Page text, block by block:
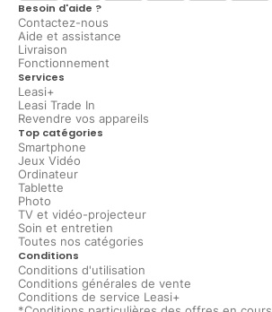
Besoin d'aide ?
Contactez-nous
Aide et assistance
Livraison
Fonctionnement
Services
Leasi+
Leasi Trade In
Revendre vos appareils
Top catégories
Smartphone
Jeux Vidéo
Ordinateur
Tablette
Photo
TV et vidéo-projecteur
Soin et entretien
Toutes nos catégories
Conditions
Conditions d'utilisation
Conditions générales de vente
Conditions de service Leasi+